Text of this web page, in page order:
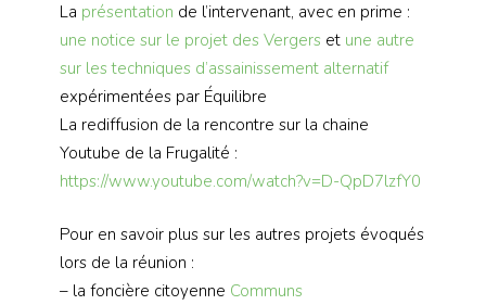
La présentation de l’intervenant, avec en prime :
une notice sur le projet des Vergers et une autre
sur les techniques d’assainissement alternatif
expérimentées par Équilibre
La rediffusion de la rencontre sur la chaine
Youtube de la Frugalité :
https://www.youtube.com/watch?v=D-QpD7lzfY0
Pour en savoir plus sur les autres projets évoqués
lors de la réunion :
– la foncière citoyenne Communs